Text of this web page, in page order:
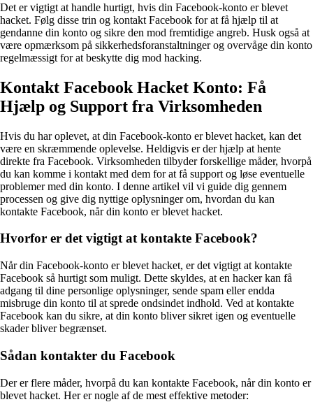
Det er vigtigt at handle hurtigt, hvis din Facebook-konto er blevet
hacket. Følg disse trin og kontakt Facebook for at få hjælp til at
gendanne din konto og sikre den mod fremtidige angreb. Husk også at
være opmærksom på sikkerhedsforanstaltninger og overvåge din konto
regelmæssigt for at beskytte dig mod hacking.
Kontakt Facebook Hacket Konto: Få
Hjælp og Support fra Virksomheden
Hvis du har oplevet, at din Facebook-konto er blevet hacket, kan det
være en skræmmende oplevelse. Heldigvis er der hjælp at hente
direkte fra Facebook. Virksomheden tilbyder forskellige måder, hvorpå
du kan komme i kontakt med dem for at få support og løse eventuelle
problemer med din konto. I denne artikel vil vi guide dig gennem
processen og give dig nyttige oplysninger om, hvordan du kan
kontakte Facebook, når din konto er blevet hacket.
Hvorfor er det vigtigt at kontakte Facebook?
Når din Facebook-konto er blevet hacket, er det vigtigt at kontakte
Facebook så hurtigt som muligt. Dette skyldes, at en hacker kan få
adgang til dine personlige oplysninger, sende spam eller endda
misbruge din konto til at sprede ondsindet indhold. Ved at kontakte
Facebook kan du sikre, at din konto bliver sikret igen og eventuelle
skader bliver begrænset.
Sådan kontakter du Facebook
Der er flere måder, hvorpå du kan kontakte Facebook, når din konto er
blevet hacket. Her er nogle af de mest effektive metoder: